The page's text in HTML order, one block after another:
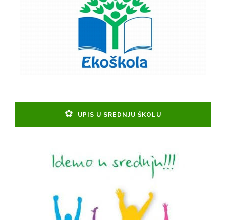
UPIS U SREDNJU ŠKOLU